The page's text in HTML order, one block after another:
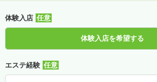
体験入店
体験入店を希望する
エステ経験